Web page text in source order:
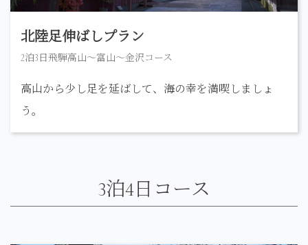
北陸足伸ばしプラン
2泊3日飛騨高山〜富山～金沢コース
高山から少し足を延ばして、海の幸を満喫しましょ
う。
3泊4日コース